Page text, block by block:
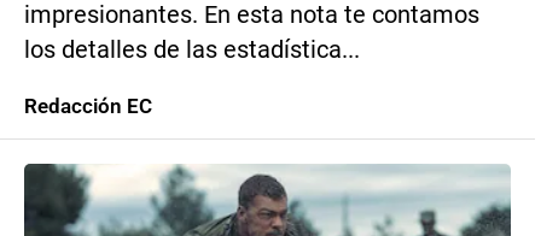
impresionantes. En esta nota te contamos
los detalles de las estadística...
Redacción EC